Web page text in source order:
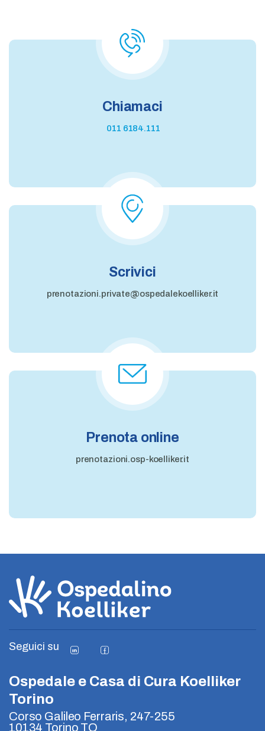
Chiamaci
011 6184.111
Scrivici
prenotazioni.private@ospedalekoelliker.it
Prenota online
prenotazioni.osp-koelliker.it
Seguici su
Ospedale e Casa di Cura Koelliker
Torino
Corso Galileo Ferraris, 247-255
10134 Torino TO